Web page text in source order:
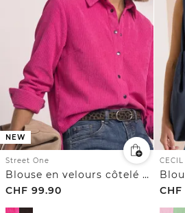
NEW
Street One
Blouse en velours côtelé à manches longues avec boutons
CHF 99.90
CECIL
CHF